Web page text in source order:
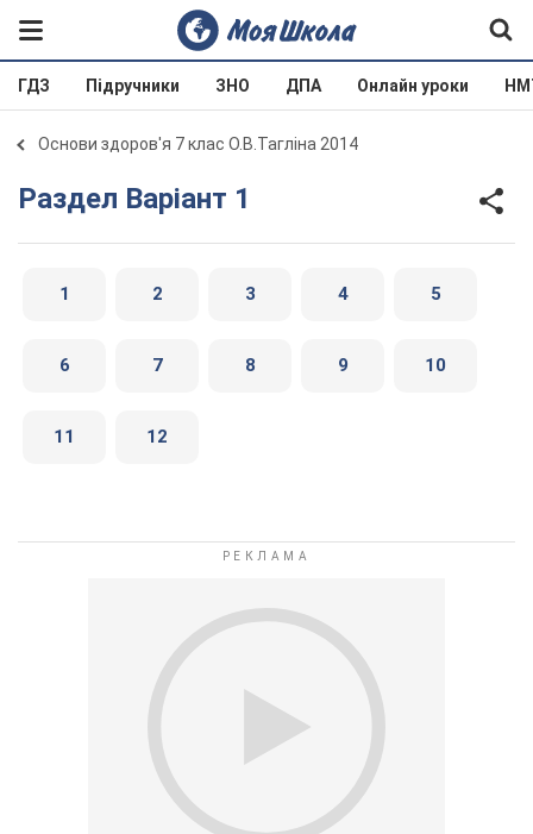
ГДЗ Підручники ЗНО ДПА Онлайн уроки
Основи здоров'я 7 клас О.В.Тагліна 2014
Раздел Варіант 1
1 2 3 4 5
6 7 8 9 10
11 12